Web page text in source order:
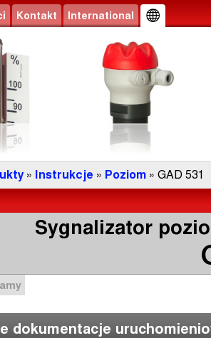
Kontakt International
» Instrukcje » Poziom » GAD 531
Sygnalizator
dokumentacje